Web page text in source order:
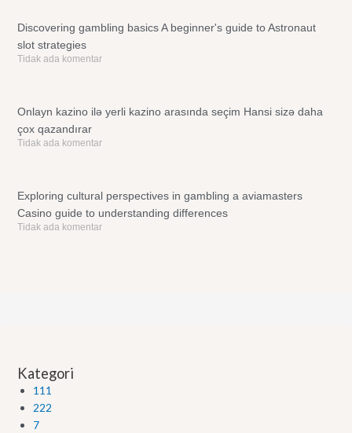
Discovering gambling basics A beginner's guide to Astronaut
slot strategies
Tidak ada komentar
Onlayn kazino ilə yerli kazino arasında seçim Hansi sizə daha
çox qazandırar
Tidak ada komentar
Exploring cultural perspectives in gambling a aviamasters
Casino guide to understanding differences
Tidak ada komentar
Kategori
111
222
7